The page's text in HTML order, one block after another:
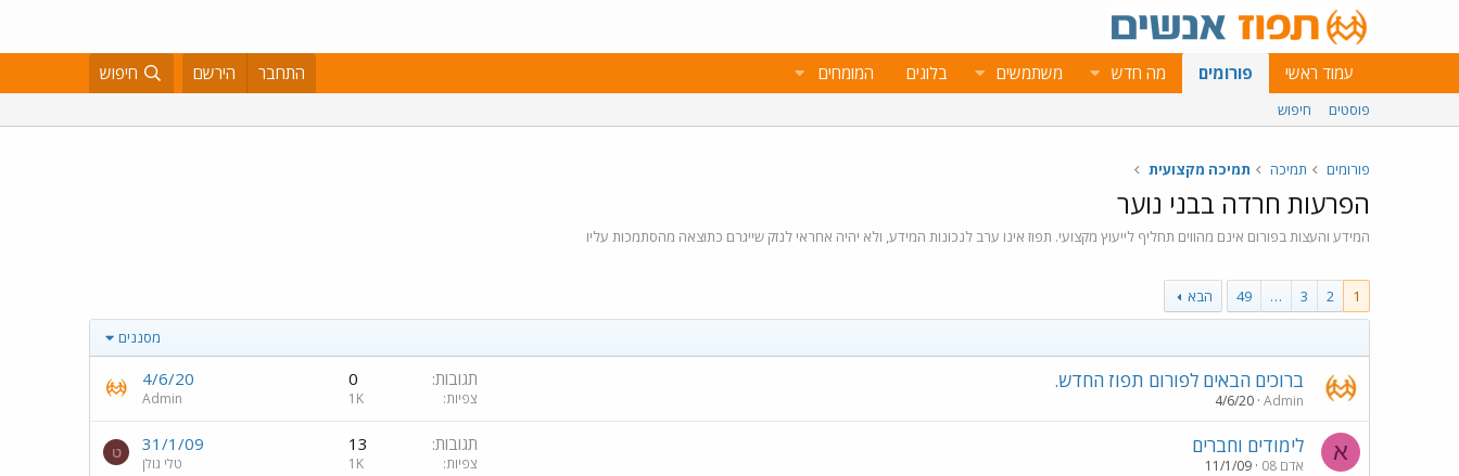
עמוד ראשי פורומים מה חדש משתמשים בלוגים המומחים התחבר הירשם חיפוש
פוסטים חיפוש
פורומים תמיכה תמיכה מקצועית
הפרעות חרדה בבני נוער
המידע והעצות בפורום אינם מהווים תחליף לייעוץ מקצועי. תפוז אינו ערב לנכונות המידע, ולא יהיה אחראי לנזק שייגרם כתוצאה מהסתמכות עליו
1
2
3
…
49 הבא
מסננים
ברוכים הבאים לפורום תפוז החדש.
Admin
4/6/20
תגובות 0
צפיות 1K
4/6/20
Admin
א לימודים וחברים
אדם 08 11/1/09
תגובות 13
צפיות 1K
31/1/09
טלי גולן
ט